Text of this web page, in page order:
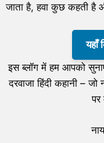
जाता है, हवा कुछ कहती है
इस ब्लॉग में हम आपको
दरवाजा हिंदी कहानी –
पर